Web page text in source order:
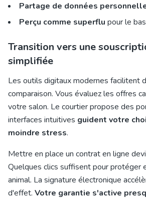
Partage de données
Perçu comme superflu pour le
Transition vers une
simplifiée
Les outils digitaux modernes facilitent
comparaison. Vous évaluez les offres
votre salon. Le courtier propose des
interfaces intuitives guident votre
moindre stress.
Mettre en place un contrat en ligne
Quelques clics suffisent pour protéger
animal. La signature électronique
d'effet. Votre garantie s'active